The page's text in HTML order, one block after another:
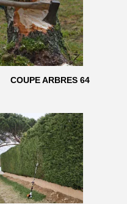
COUPE ARBRES 64